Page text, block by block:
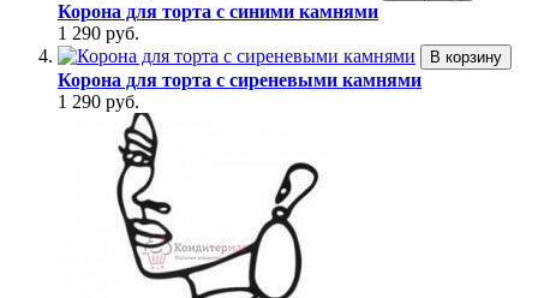
Корона для торта с синими камнями
1 290 руб.
В корзину
Корона для торта с сиреневыми камнями
1 290 руб.